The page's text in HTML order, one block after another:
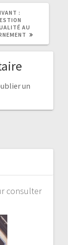
:
AU
un
consulter